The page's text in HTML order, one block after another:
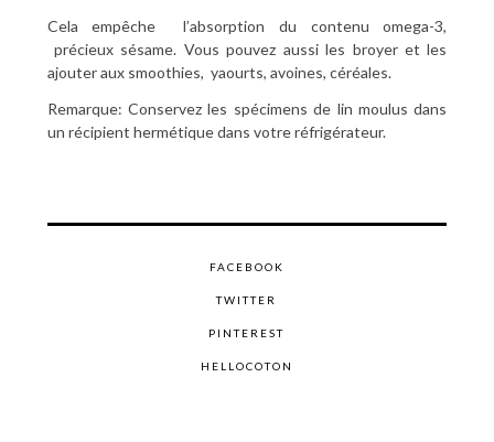
Cela empêche l’absorption du contenu omega-3,
précieux sésame. Vous pouvez aussi les broyer et les
ajouter aux smoothies, yaourts, avoines, céréales.
Remarque: Conservez les spécimens de lin moulus dans
un récipient hermétique dans votre réfrigérateur.
FACEBOOK
TWITTER
PINTEREST
HELLOCOTON